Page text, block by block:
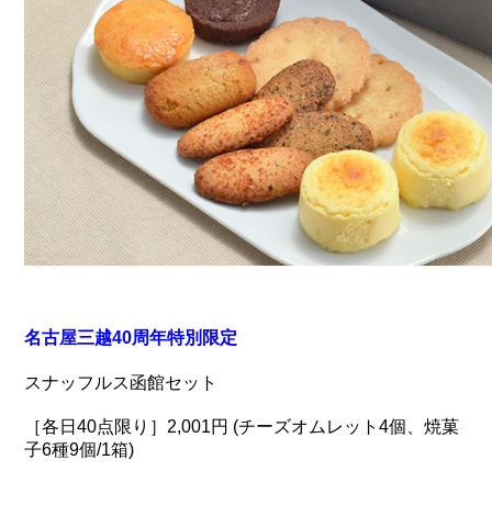
名古屋三越40周年特別限定
スナッフルス函館セット
［各日40点限り］2,001円 (チーズオムレット4個、焼菓
子6種9個/1箱)